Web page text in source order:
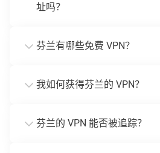
址吗？
芬兰有哪些免费 VPN？
我如何获得芬兰的 VPN？
芬兰的 VPN 能否被追踪？